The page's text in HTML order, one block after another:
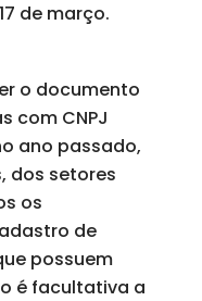
de março.
o documento
com CNPJ
ano passado,
dos setores
os
de
possuem
é facultativa a